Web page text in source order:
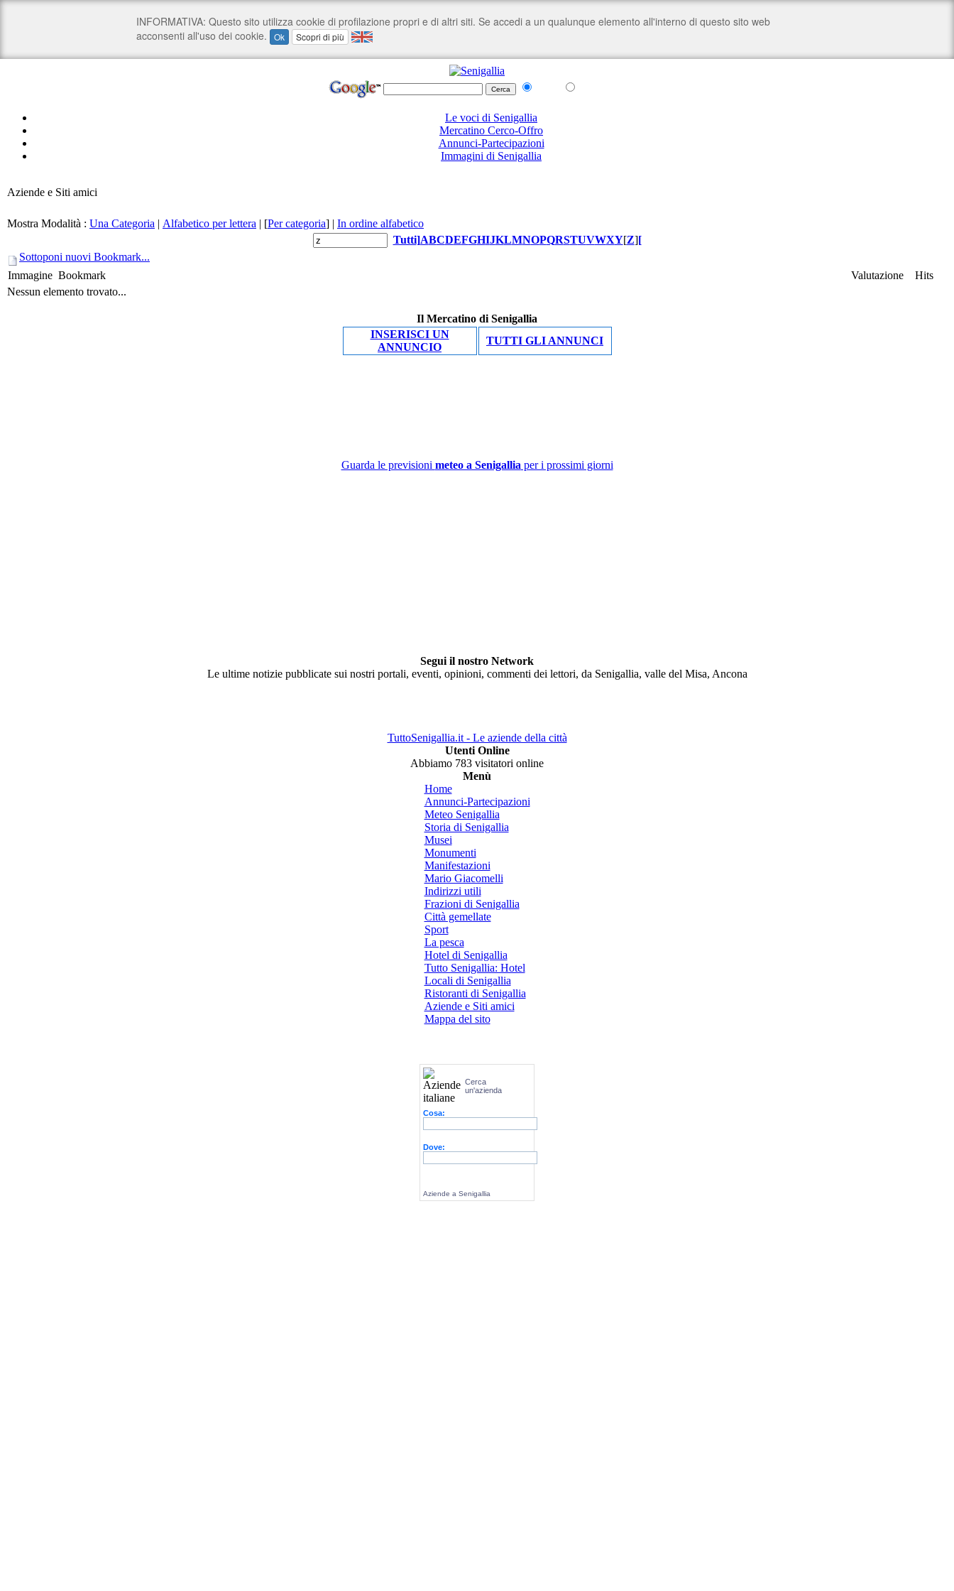
Le voci di Senigallia
Mercatino Cerco-Offro
Annunci-Partecipazioni
Immagini di Senigallia
Aziende e Siti amici
Mostra Modalità : Una Categoria | Alfabetico per lettera | [Per categoria] | In ordine alfabetico
Tutti]ABCDEFGHIJKLMNOPQRSTUVWXY[Z][
Sottoponi nuovi Bookmark...
Immagine Bookmark Valutazione
Hits
Nessun elemento trovato...
Il Mercatino di Senigallia
INSERISCI UN
ANNUNCIO
TUTTI GLI ANNUNCI
Guarda le previsioni meteo a Senigallia per i prossimi giorni
Segui il nostro Network
Le ultime notizie pubblicate sui nostri portali, eventi, opinioni, commenti dei lettori, da Senigallia, valle del Misa, Ancona
TuttoSenigallia.it - Le aziende della città
Utenti Online
Abbiamo 783 visitatori online
Menù
Home
Annunci-Partecipazioni
Meteo Senigallia
Storia di Senigallia
Musei
Monumenti
Manifestazioni
Mario Giacomelli
Indirizzi utili
Frazioni di Senigallia
Città gemellate
Sport
La pesca
Hotel di Senigallia
Tutto Senigallia: Hotel
Locali di Senigallia
Ristoranti di Senigallia
Aziende e Siti amici
Mappa del sito
Cerca
un'azienda
Cosa:
Dove:
Aziende a Senigallia